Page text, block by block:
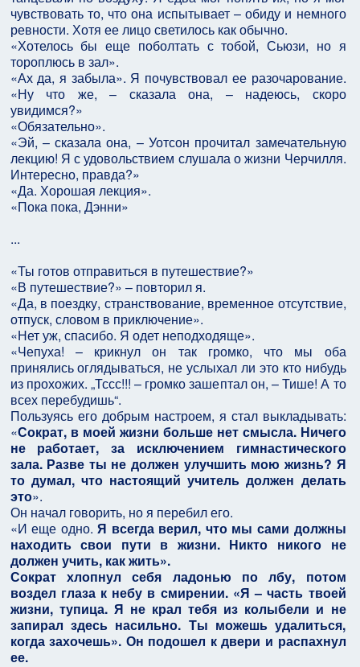
чувствовать то, что она испытывает – обиду и немного
ревности. Хотя ее лицо светилось как обычно.
«Хотелось бы еще поболтать с тобой, Сьюзи, но я
тороплюсь в зал».
«Ах да, я забыла». Я почувствовал ее разочарование.
«Ну что же, – сказала она, – надеюсь, скоро
увидимся?»
«Обязательно».
«Эй, – сказала она, – Уотсон прочитал замечательную
лекцию! Я с удовольствием слушала о жизни Черчилля.
Интересно, правда?»
«Да. Хорошая лекция».
«Пока пока, Дэнни»
...
«Ты готов отправиться в путешествие?»
«В путешествие?» – повторил я.
«Да, в поездку, странствование, временное отсутствие,
отпуск, словом в приключение».
«Нет уж, спасибо. Я одет неподходяще».
«Чепуха! – крикнул он так громко, что мы оба
принялись оглядываться, не услыхал ли это кто нибудь
из прохожих. „Тссс!!! – громко зашептал он, – Тише! А то
всех перебудишь“.
Пользуясь его добрым настроем, я стал выкладывать:
«Сократ, в моей жизни больше нет смысла. Ничего
не работает, за исключением гимнастического
зала. Разве ты не должен улучшить мою жизнь? Я
то думал, что настоящий учитель должен делать
это».
Он начал говорить, но я перебил его.
«И еще одно.Я всегда верил, что мы сами должны
находить свои пути в жизни. Никто никого не
должен учить, как жить».
Сократ хлопнул себя ладонью по лбу, потом
воздел глаза к небу в смирении. «Я – часть твоей
жизни, тупица. Я не крал тебя из колыбели и не
запирал здесь насильно. Ты можешь удалиться,
когда захочешь». Он подошел к двери и распахнул
ее.